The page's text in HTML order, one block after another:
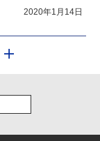
2020年1月14日